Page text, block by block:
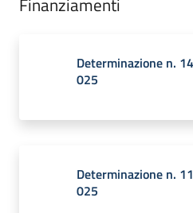
Determinazione n.
025
Determinazione n.
025